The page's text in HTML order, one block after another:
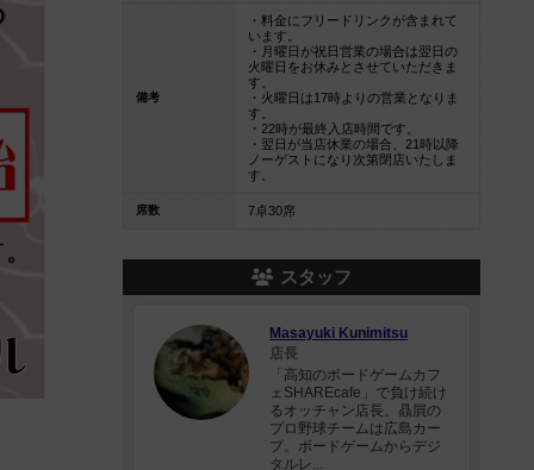
備考
・料金にフリードリンクが含まれて
います。
・月曜日が祝日営業の場合は翌日の
火曜日をお休みとさせていただきま
す。
・火曜日は17時よりの営業となりま
す。
・22時が最終入店時間です。
・翌日が当店休業の場合、21時以降
ノーゲストになり次第閉店いたしま
す。
席数 7卓30席
スタッフ
Masayuki Kunimitsu
店長
「高知のボードゲームカフ
ェSHAREcafe」で負け続け
るオッチャン店長。贔屓の
プロ野球チームは広島カー
プ。ボードゲームからデジ
タルレ...